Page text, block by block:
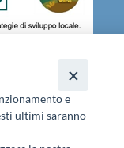
- PEC:
e
ultimi saranno